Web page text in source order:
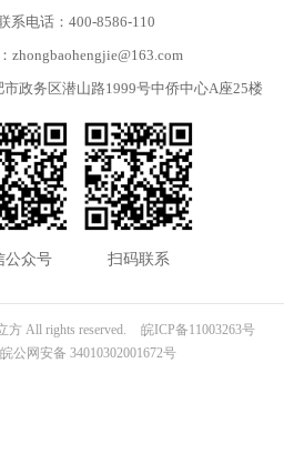
方 All rights reserved.
皖ICP备11003263号
皖公网安备 34010302001672号
系电话：400-8586-110
zhongbaohengjie@163.com
政务区潜山路1999号中侨中心A座25楼
公众号 扫码联系